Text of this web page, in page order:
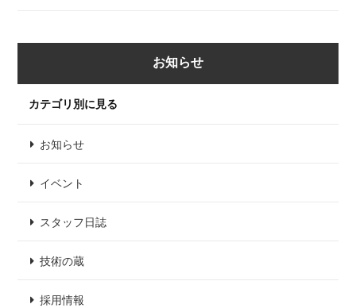
お知らせ
カテゴリ別に見る
お知らせ
イベント
スタッフ日誌
技術の蔵
採用情報